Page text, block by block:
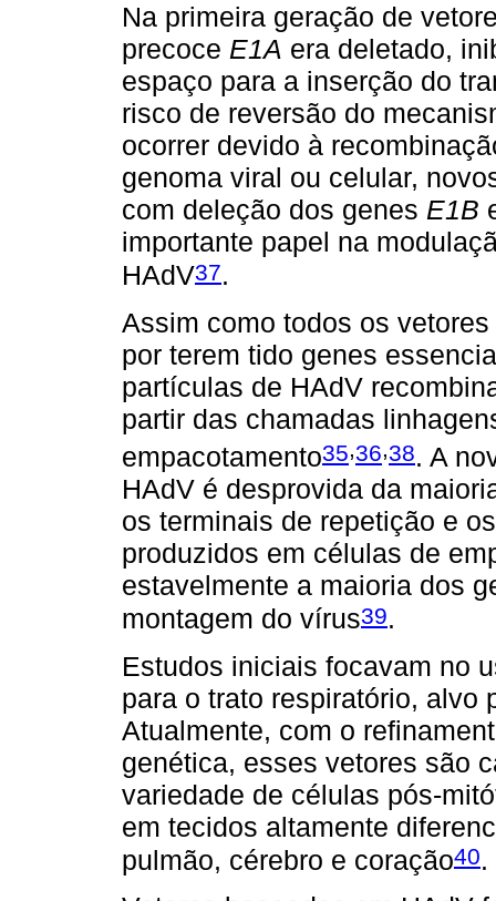
Na primeira geração de
precoce E1A era deletado,
espaço para a inserção do
risco de reversão do
ocorrer devido à
genoma viral ou celular,
com deleção dos genes E1B
importante papel na
HAdV37.
Assim como todos os
por terem tido genes
partículas de HAdV
partir das chamadas
empacotamento35,36,38. A
HAdV é desprovida da
os terminais de repetição e
produzidos em células de
estavelmente a maioria dos
montagem do vírus39.
Estudos iniciais focavam no
para o trato respiratório, alvo
Atualmente, com o
genética, esses vetores são
variedade de células pós-
em tecidos altamente
pulmão, cérebro e coração40.